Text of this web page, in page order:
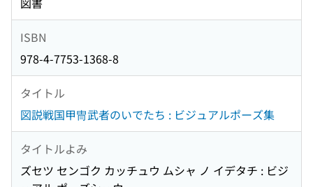
ISBN
978-4-7753-1368-8
タイトル
図説戦国甲冑武者のいでたち : ビジュアルポーズ集
タイトルよみ
ズセツ センゴク カッチュウ ムシャ ノ イデタチ : ビジ